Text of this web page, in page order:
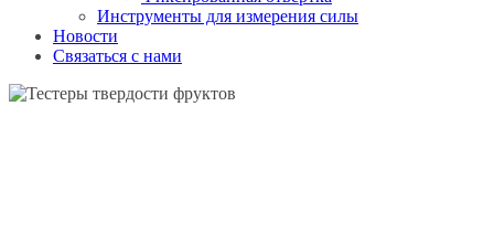
Инструменты для измерения силы
Новости
Связаться с нами